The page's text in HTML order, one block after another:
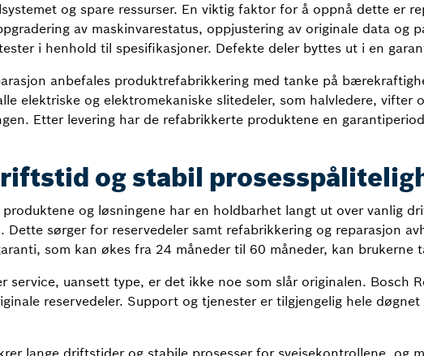
og spare ressurser. En viktig faktor for å oppnå dette er
av maskinvarestatus, oppjustering av originale data og
i henhold til spesifikasjoner. Defekte deler byttes ut i en
anbefales produktrefabrikkering med tanke på
elektriske og elektromekaniske slitedeler, som halvledere, vifter
Etter levering har de refabrikkerte produktene en
og stabil
og løsningene har en holdbarhet langt ut over vanlig
Dette sørger for reservedeler samt refabrikkering og reparasjon
som kan økes fra 24 måneder til 60 måneder, kan brukerne
service, uansett type, er det ikke noe som slår originalen. Bosch
reservedeler. Support og tjenester er tilgjengelig hele
lange driftstider og stabile prosesser for sveisekontrollene, og